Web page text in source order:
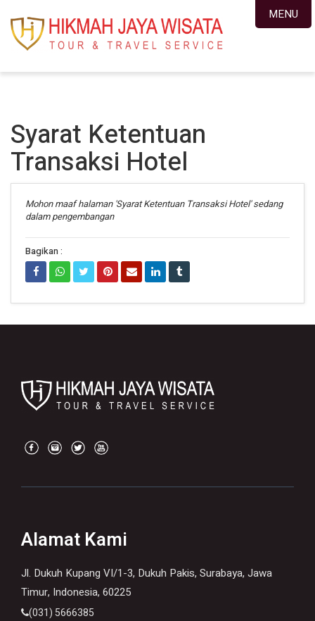
Syarat Ketentuan
Transaksi Hotel
Mohon maaf halaman 'Syarat Ketentuan Transaksi Hotel' sedang
dalam pengembangan
Bagikan :
Alamat Kami
Jl. Dukuh Kupang VI/1-3, Dukuh Pakis, Surabaya, Jawa
Timur, Indonesia, 60225
(031) 5666385
MENU